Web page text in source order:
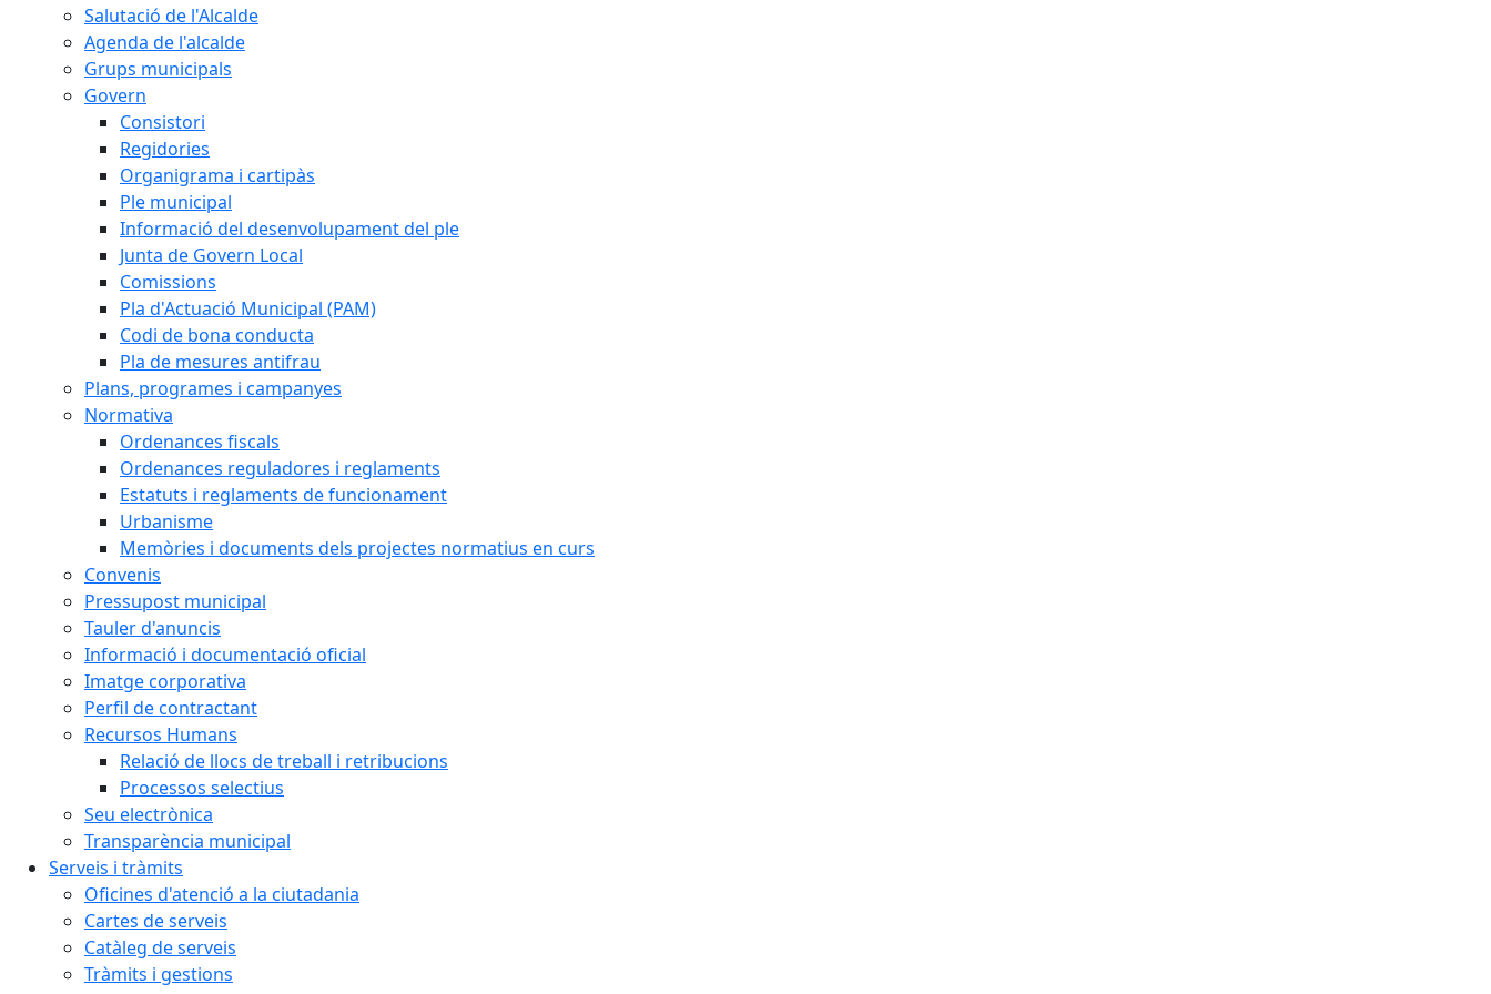
Salutació de l'Alcalde
Agenda de l'alcalde
Grups municipals
Govern
Consistori
Regidories
Organigrama i cartipàs
Ple municipal
Informació del desenvolupament del ple
Junta de Govern Local
Comissions
Pla d'Actuació Municipal (PAM)
Codi de bona conducta
Pla de mesures antifrau
Plans, programes i campanyes
Normativa
Ordenances fiscals
Ordenances reguladores i reglaments
Estatuts i reglaments de funcionament
Urbanisme
Memòries i documents dels projectes normatius en curs
Convenis
Pressupost municipal
Tauler d'anuncis
Informació i documentació oficial
Imatge corporativa
Perfil de contractant
Recursos Humans
Relació de llocs de treball i retribucions
Processos selectius
Seu electrònica
Transparència municipal
Serveis i tràmits
Oficines d'atenció a la ciutadania
Cartes de serveis
Catàleg de serveis
Tràmits i gestions